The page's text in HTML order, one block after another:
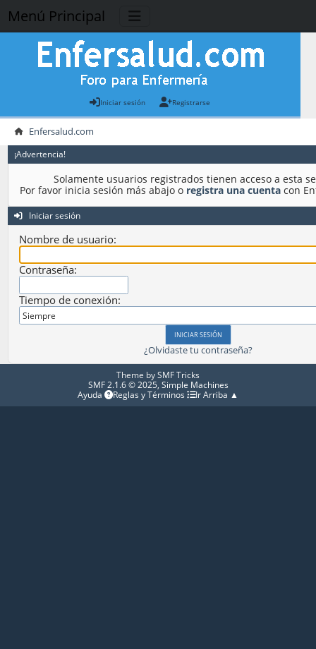
Menú Principal
Iniciar sesión Registrarse
Enfersalud.com
¡Advertencia!
Solamente usuarios registrados tienen acceso a esta
Por favor inicia sesión más abajo o registra una cuentacon
Iniciar sesión
Nombre de usuario:
Contraseña:
Tiempo de conexión:
¿Olvidaste tu contraseña?
Theme bySMF Tricks
SMF 2.1.6 © 2025, Simple Machines
Ayuda
Reglas y Términos Ir Arriba ▲